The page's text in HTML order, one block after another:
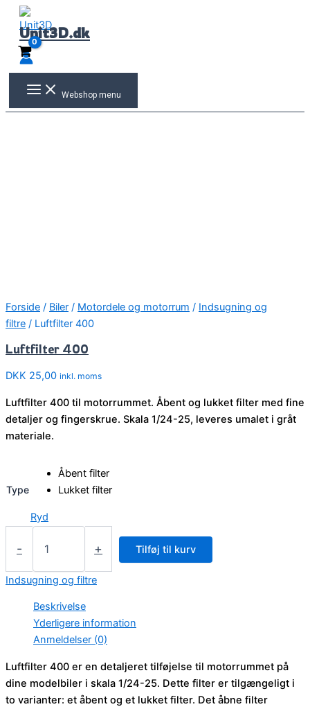
indholdet
Unit3D.dk
Webshop menu
Forside / Biler / Motordele og motorrum / Indsugning og
filtre / Luftfilter 400
Luftfilter 400
DKK 25,00 inkl. moms
Luftfilter 400 til motorrummet. Åbent og lukket filter med fine
detaljer og fingerskrue. Skala 1/24-25, leveres umalet i gråt
materiale.
Type
Åbent filter
Lukket filter
Ryd
-
Luftfilter
400
+ Tilføj til kurv
Indsugning og filtre
Beskrivelse
Yderligere information
Anmeldelser (0)
Luftfilter 400 er en detaljeret tilføjelse til motorrummet på
dine modelbiler i skala 1/24-25. Dette filter er tilgængeligt i
to varianter: et åbent og et lukket filter. Det åbne filter